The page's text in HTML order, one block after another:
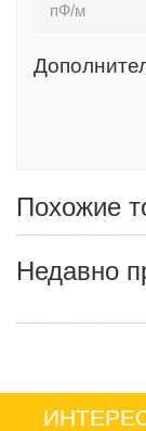
пФ/м
Похожие
Недавно